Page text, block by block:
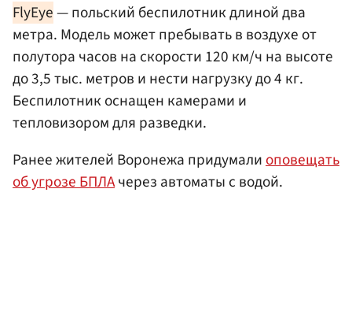
FlyEye— польский беспилотник длиной два
метра. Модель может пребывать в воздухе от
полутора часов на скорости 120 км/ч на высоте
до 3,5 тыс. метров и нести нагрузку до 4 кг.
Беспилотник оснащен камерами и
тепловизором для разведки.
Ранее жителей Воронежа придумалиоповещать
об угрозе БПЛАчерез автоматы с водой.